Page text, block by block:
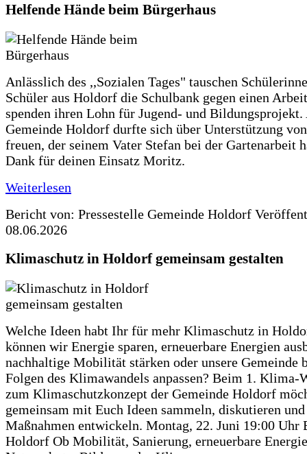
Helfende Hände beim Bürgerhaus
Anlässlich des ,,Sozialen Tages" tauschen
Schüler aus Holdorf die Schulbank gegen einen
spenden ihren Lohn für Jugend- und Bildungsprojekt.
Gemeinde Holdorf durfte sich über Unterstützung
freuen, der seinem Vater Stefan bei der Gartenarbeit
Dank für deinen Einsatz Moritz.
Weiterlesen
Bericht von: Pressestelle Gemeinde Holdorf
08.06.2026
Klimaschutz in Holdorf gemeinsam gestalten
Welche Ideen habt Ihr für mehr Klimaschutz in
können wir Energie sparen, erneuerbare Energien
nachhaltige Mobilität stärken oder unsere Gemeinde
Folgen des Klimawandels anpassen? Beim 1. Klima-
zum Klimaschutzkonzept der Gemeinde Holdorf
gemeinsam mit Euch Ideen sammeln, diskutieren
Maßnahmen entwickeln. Montag, 22. Juni 19:00 Uhr
Holdorf Ob Mobilität, Sanierung, erneuerbare